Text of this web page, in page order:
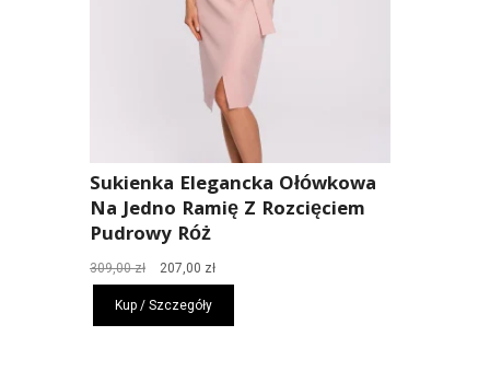
Sukienka Elegancka Ołówkowa
Na Jedno Ramię Z Rozcięciem
Pudrowy Róż
309,00zł
Pierwotna
cena
wynosiła:
309,00 zł.
207,00 złAktualna
cena
207,00 zł.
Kup / Szczegóły